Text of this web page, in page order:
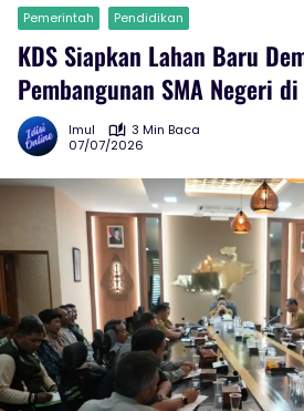
Pemerintah Pendidikan
KDS Siapkan Lahan Baru
Pembangunan SMA Negeri
Imul
3 Min Baca
07/07/2026